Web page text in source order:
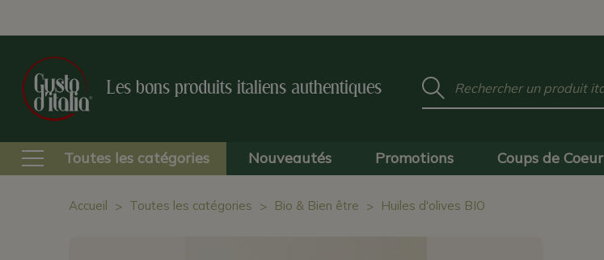
Les bons produits italiens authentiques
Mot
clé
Toutes les catégories Nouveautés Promotions Coups de Coeur
Accueil Toutes les catégories Bio & Bien être Huiles d'olives BIO